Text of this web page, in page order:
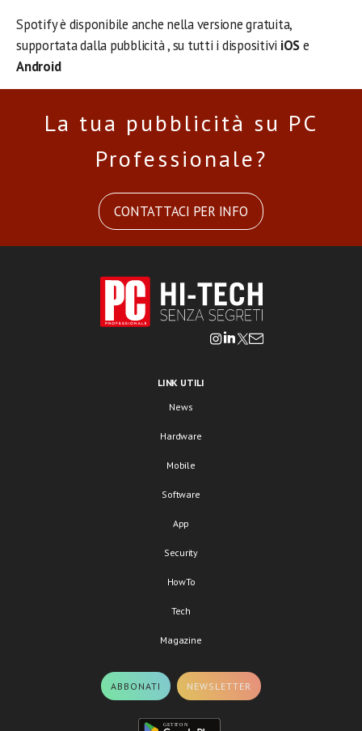
Spotify è disponibile anche nella versione gratuita,
supportata dalla pubblicità , su tutti i dispositivi iOSe
Android
La tua pubblicità su PC
Professionale?
CONTATTACI PER INFO
LINK UTILI
News
Hardware
Mobile
Software
App
Security
HowTo
Tech
Magazine
ABBONATI NEWSLETTER